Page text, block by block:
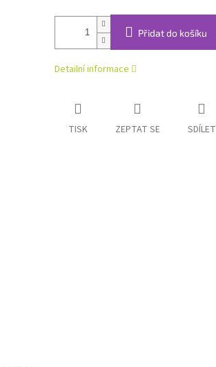
Přidat do košíku
Detailní informace
TISK ZEPTAT SE SDÍLET